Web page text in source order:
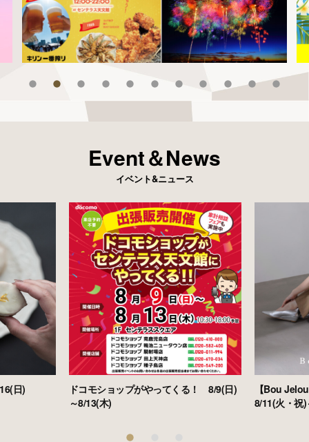
Event＆News
イベント&ニュース
日)
ドコモショップがやってくる！ 8/9(日)
～8/13(木)
【Bou
8/11(火・祝